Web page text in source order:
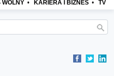
WOLNY • KARIERA I BIZNES • TV